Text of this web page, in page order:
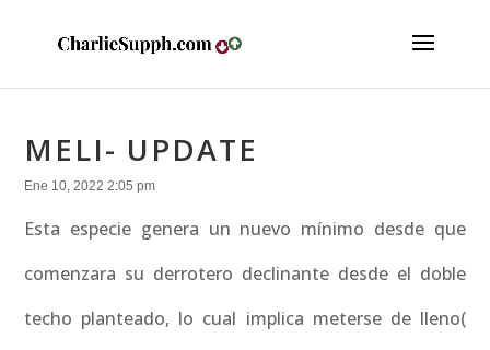
MELI- UPDATE
Ene 10, 2022 2:05 pm
Esta especie genera un nuevo mínimo desde que
comenzara su derrotero declinante desde el doble
techo planteado, lo cual implica meterse de lleno(